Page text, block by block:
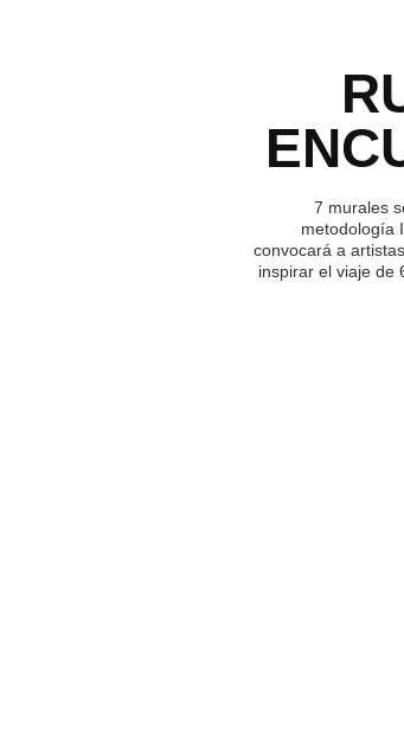
7 murales
metodología
convocará a
inspirar el viaje de